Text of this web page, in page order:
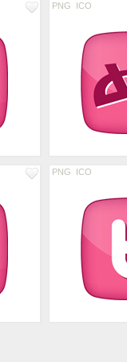
PNG ICO
PNG ICO